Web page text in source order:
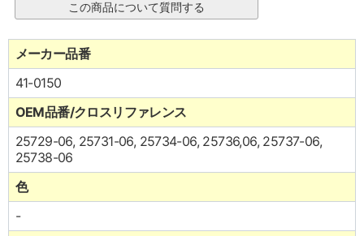
メーカー品番
41-0150
OEM品番/クロスリファレンス
25729-06, 25731-06, 25734-06, 25736,06, 25737-06,
25738-06
色
-